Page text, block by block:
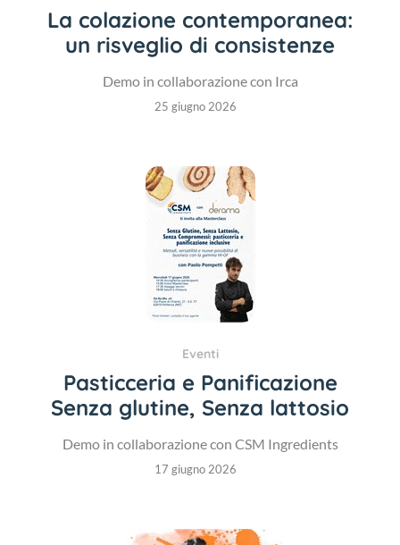
La colazione contemporanea:
un risveglio di consistenze
Demo in collaborazione con Irca
25 giugno 2026
Eventi
Pasticceria e Panificazione
Senza glutine, Senza lattosio
Demo in collaborazione con CSM Ingredients
17 giugno 2026